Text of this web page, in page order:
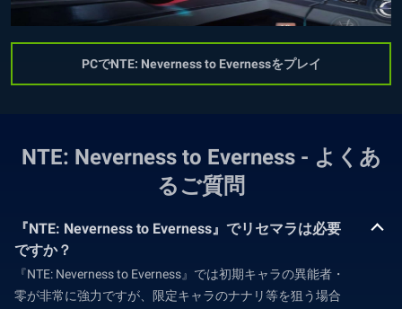
PCでNTE: Neverness to Evernessをプレイ
NTE: Neverness to Everness - よくあ
るご質問
『NTE: Neverness to Everness』でリセマラは必要
ですか？
『NTE: Neverness to Everness』では初期キャラの異能者・
零が非常に強力ですが、限定キャラのナナリ等を狙う場合